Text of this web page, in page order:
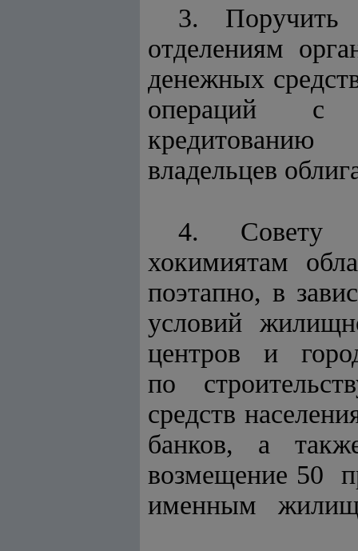
3.
отделениям
денежных
операций с
владельцев
4. Совету
хокимиятам
поэтапно, в
условий
центров и
по
средств
банков, а
возмещение 50
именным